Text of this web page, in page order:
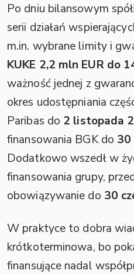
Po dniu bilansowym
serii działań
m.in. wybrane limity i
KUKE 2,2 mln EUR do
ważność jednej z
okres udostępniania
Paribas do 2 listopada
finansowania BGK do 30
Dodatkowo wszedł w
finansowania grupy,
obowiązywanie do 30
W praktyce to dobra
krótkoterminowa, bo
finansujące nadal